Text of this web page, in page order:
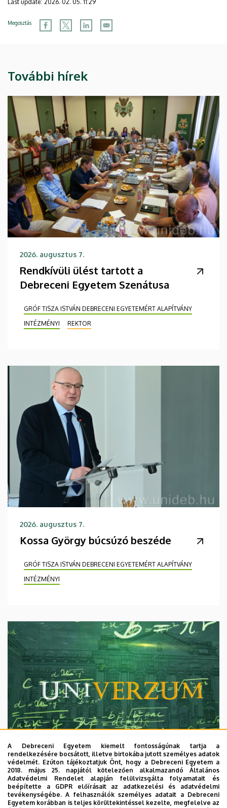
Last update: 2026. 02. 05. 11:29
Megosztás
További hírek
2026. augusztus 7.
Rendkívüli ülést tartott a
Debreceni Egyetem Szenátusa
GRÓF TISZA ISTVÁN DEBRECENI EGYETEMÉRT ALAPÍTVÁNY
INTÉZMÉNYI
REKTOR
2026. augusztus 7.
Kossa György búcsúzó beszéde
GRÓF TISZA ISTVÁN DEBRECENI EGYETEMÉRT ALAPÍTVÁNY
INTÉZMÉNYI
2026. augusztus 7.
Univerzum: A Debreceni Egyetem
A Debreceni Egyetem kiemelt fontosságúnak tartja a
rendelkezésére bocsátott, illetve birtokába jutott személyes adatok
védelmét. Ezúton tájékoztatjuk Önt, hogy a Debreceni Egyetem a
2018. május 25. napjától kötelezően alkalmazandó Általános
Adatvédelmi Rendelet alapján felülvizsgálta folyamatait és
beépítette a GDPR előírásait az adatkezelési és adatvédelmi
tevékenységébe. A felhasználók személyes adatait a Debreceni
Egyetem korábban is teljes körültekintéssel kezelte, megfelelve az